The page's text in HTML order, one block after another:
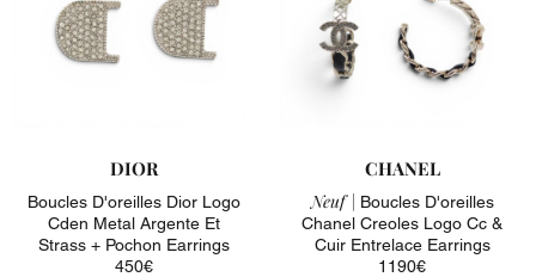
DIOR
Boucles D'oreilles Dior Logo
Cden Metal Argente Et
Strass + Pochon Earrings
450€
CHANEL
Neuf | Boucles D'oreilles
Chanel Creoles Logo Cc &
Cuir Entrelace Earrings
1190€